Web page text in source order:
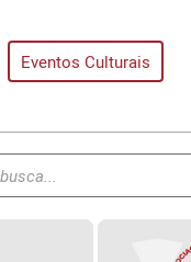
Eventos Culturais